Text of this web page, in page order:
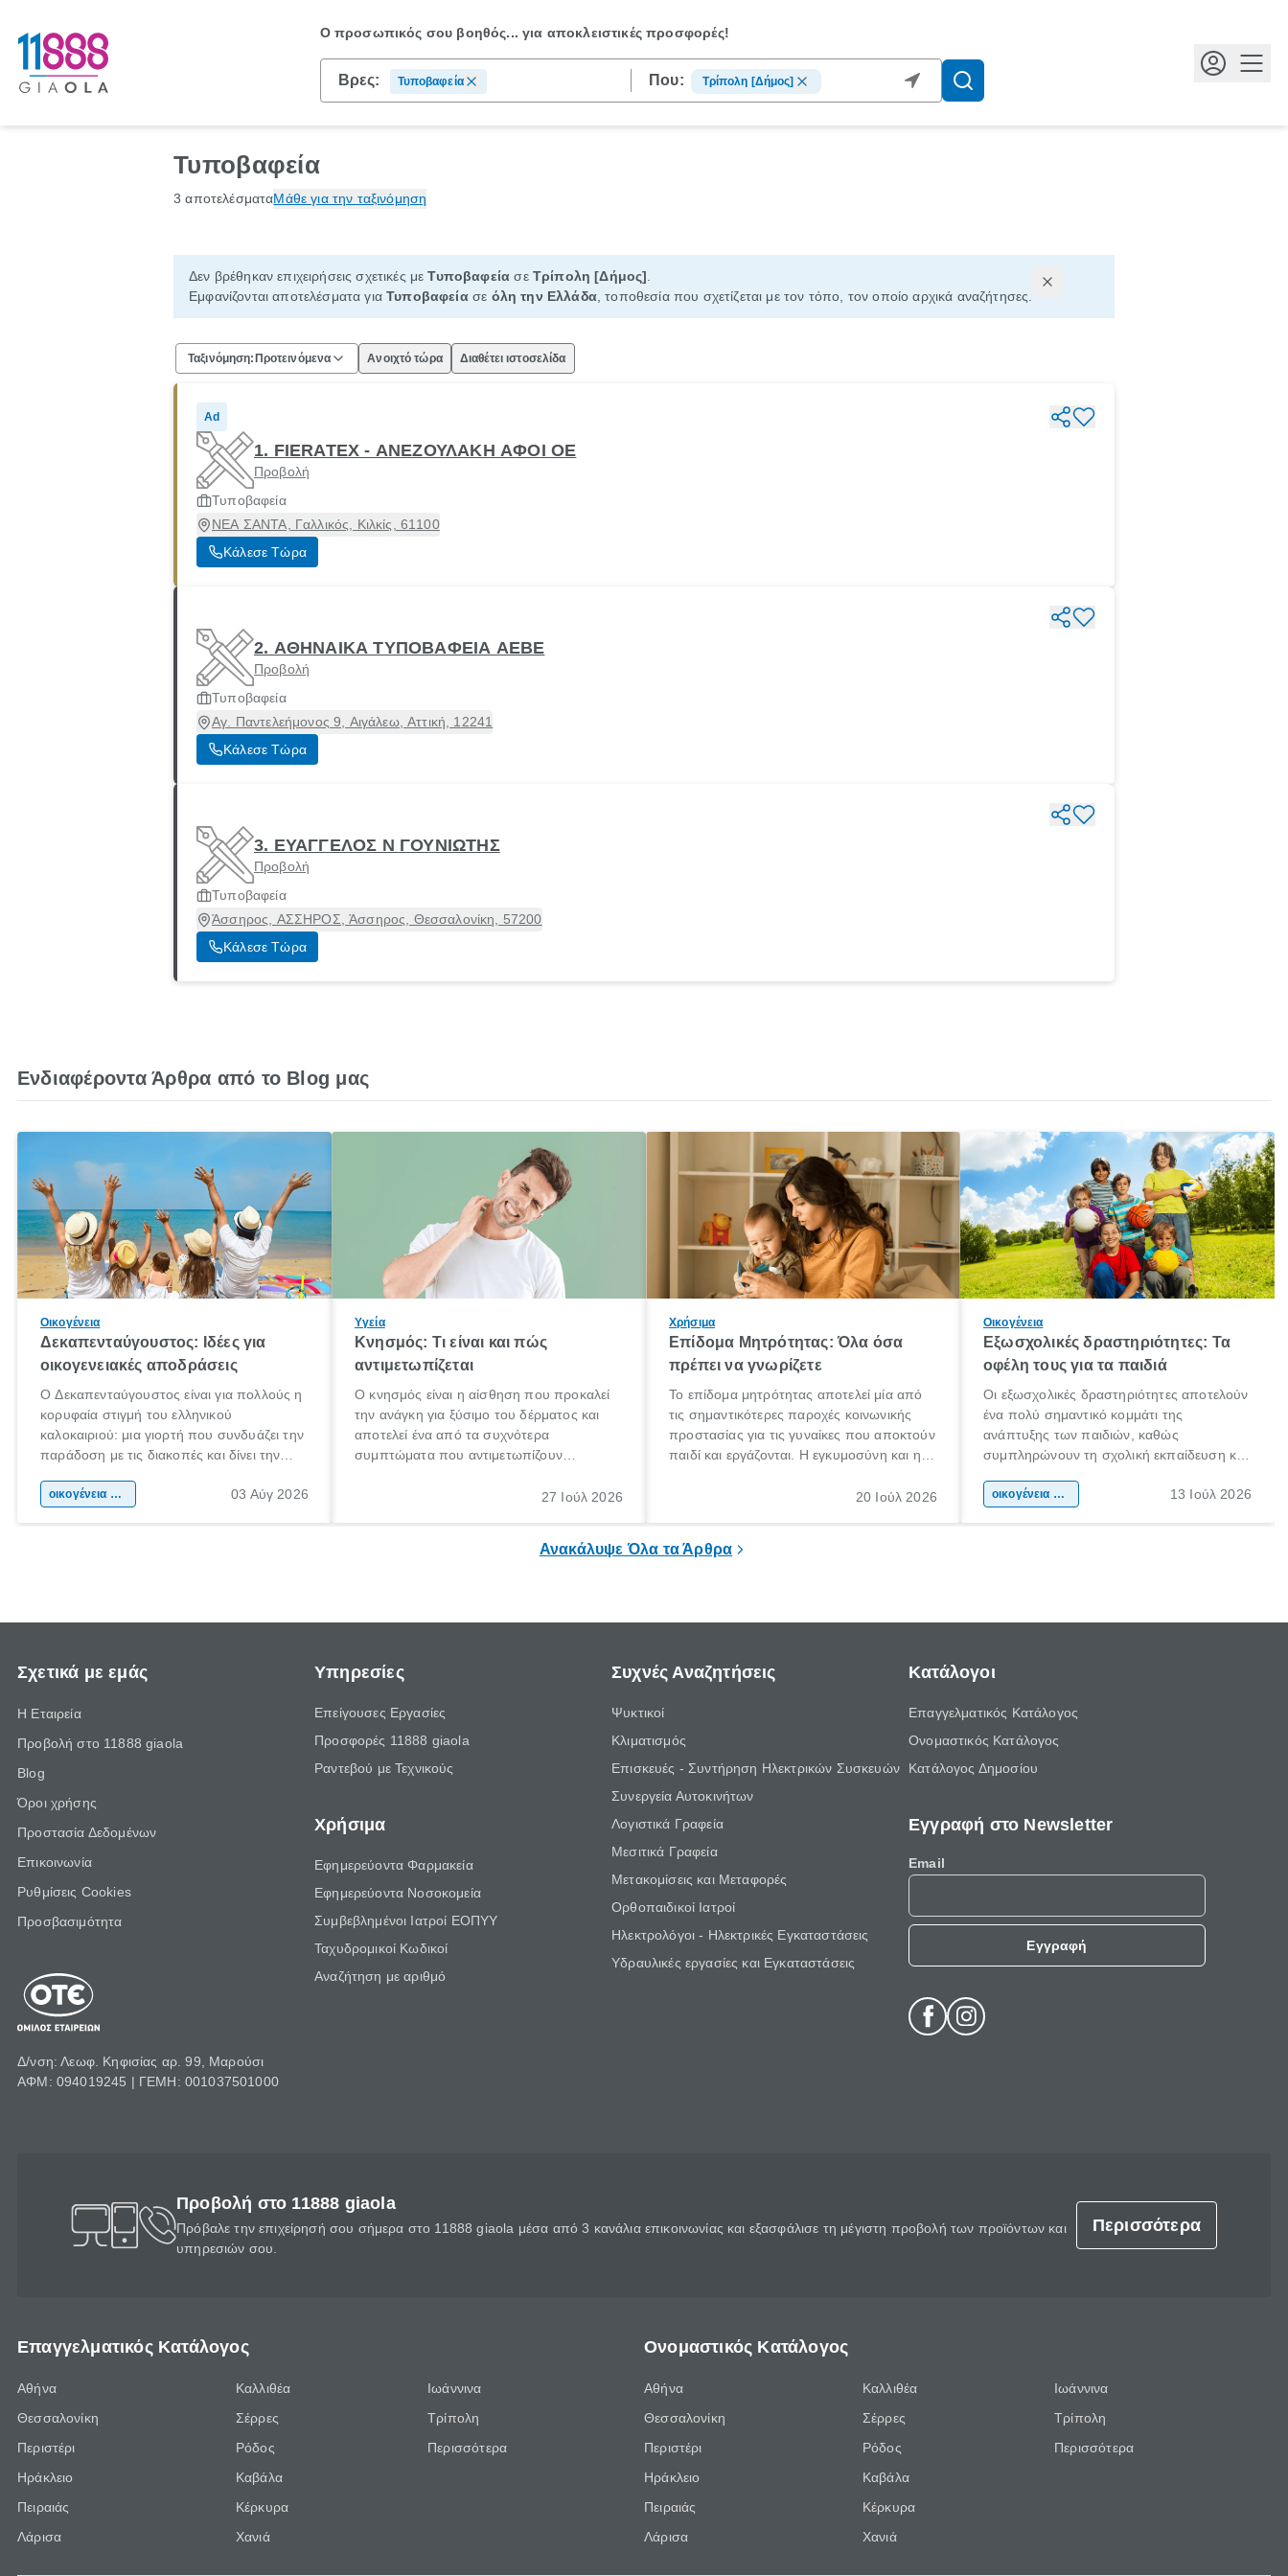
Ο προσωπικός σου βοηθός...για αποκλειστικές προσφορές!
Βρες: Τυποβαφεία Που: Τρίπολη [Δήμος]
Τυποβαφεία
3 αποτελέσματαΜάθε για την ταξινόμηση
Δεν βρέθηκαν επιχειρήσεις σχετικές μεΤυποβαφεία σε Τρίπολη [Δήμος]
Εμφανίζονται αποτελέσματα γιαΤυποβαφείασε όλη την Ελλάδα, τοποθεσία που σχετίζεται με τον τόπο, τον οποίο αρχικά αναζήτησες.
Ταξινόμηση: Προτεινόμενα Ανοιχτό τώρα Διαθέτει ιστοσελίδα
Ad
1. FIERATEX - ΑΝΕΖΟΥΛΑΚΗ ΑΦΟΙ ΟΕ
Προβολή
Τυποβαφεία
ΝΕΑ ΣΑΝΤΑ, Γαλλικός, Κιλκίς, 61100
Κάλεσε Τώρα
2. ΑΘΗΝΑΙΚΑ ΤΥΠΟΒΑΦΕΙΑ ΑΕΒΕ
Προβολή
Τυποβαφεία
Αγ. Παντελεήμονος 9, Αιγάλεω, Αττική, 12241
Κάλεσε Τώρα
3. ΕΥΑΓΓΕΛΟΣ Ν ΓΟΥΝΙΩΤΗΣ
Προβολή
Τυποβαφεία
Άσσηρος, ΑΣΣΗΡΟΣ, Άσσηρος, Θεσσαλονίκη, 57200
Κάλεσε Τώρα
Ενδιαφέροντα Άρθρα από το Blog μας
Οικογένεια
Δεκαπενταύγουστος: Ιδέες για
οικογενειακές αποδράσεις
Ο Δεκαπενταύγουστος είναι για πολλούς η
κορυφαία στιγμή του ελληνικού
καλοκαιριού: μια γιορτή που συνδυάζει την
παράδοση με τις διακοπές και δίνει την
χώρας. Είτε πρόκειται για λίγες μέρες
οικογένεια & παιδί 03 Αύγ 2026
Υγεία
Κνησμός: Τι είναι και πώς
αντιμετωπίζεται
Ο κνησμός είναι η αίσθηση που προκαλεί
την ανάγκη για ξύσιμο του δέρματος και
αποτελεί ένα από τα συχνότερα
συμπτώματα που αντιμετωπίζουν
πληροφορίες για το «κνησμός τι είναι»,
27 Ιούλ 2026
Χρήσιμα
Επίδομα Μητρότητας: Όλα όσα
πρέπει να γνωρίζετε
Το επίδομα μητρότητας αποτελεί μία από
τις σημαντικότερες παροχές κοινωνικής
προστασίας για τις γυναίκες που αποκτούν
παιδί και εργάζονται. Η εγκυμοσύνη και η
σημαντική περίοδος στη ζωή κάθε20 Ιούλ 2026
Οικογένεια
Εξωσχολικές δραστηριότητες: Τα
οφέλη τους για τα παιδιά
Οι εξωσχολικές δραστηριότητες αποτελούν
ένα πολύ σημαντικό κομμάτι της
ανάπτυξης των παιδιών, καθώς
συμπληρώνουν τη σχολική εκπαίδευση και
της προσωπικότητας, της κοινωνικότητας
οικογένεια & παιδί 13 Ιούλ 2026
Ανακάλυψε Όλα τα Άρθρα
Σχετικά με εμάς
Η Εταιρεία
Προβολή στο 11888 giaola
Blog
Όροι χρήσης
Προστασία Δεδομένων
Επικοινωνία
Ρυθμίσεις Cookies
Προσβασιμότητα
Δ/νση: Λεωφ. Κηφισίας αρ. 99, Μαρούσι
ΑΦΜ: 094019245 | ΓΕΜΗ: 001037501000
Υπηρεσίες
Επείγουσες Εργασίες
Προσφορές 11888 giaola
Ραντεβού με Τεχνικούς
Χρήσιμα
Εφημερεύοντα Φαρμακεία
Εφημερεύοντα Νοσοκομεία
Συμβεβλημένοι Ιατροί ΕΟΠΥΥ
Ταχυδρομικοί Κωδικοί
Αναζήτηση με αριθμό
Συχνές Αναζητήσεις
Ψυκτικοί
Κλιματισμός
Επισκευές - Συντήρηση Ηλεκτρικών Συσκευών
Συνεργεία Αυτοκινήτων
Λογιστικά Γραφεία
Μεσιτικά Γραφεία
Μετακομίσεις και Μεταφορές
Ορθοπαιδικοί Ιατροί
Ηλεκτρολόγοι - Ηλεκτρικές Εγκαταστάσεις
Υδραυλικές εργασίες και Εγκαταστάσεις
Κατάλογοι
Επαγγελματικός Κατάλογος
Ονομαστικός Κατάλογος
Κατάλογος Δημοσίου
Εγγραφή στο Newsletter
Email
Εγγραφή
Προβολή στο 11888 giaola
Πρόβαλε την επιχείρησή σου σήμερα στο 11888 giaola μέσα από 3 κανάλια επικοινωνίας και εξασφάλισε τη μέγιστη προβολή των προϊόντων και
υπηρεσιών σου.
Περισσότερα
Επαγγελματικός Κατάλογος
Αθήνα
Θεσσαλονίκη
Περιστέρι
Ηράκλειο
Πειραιάς
Λάρισα
Καλλιθέα
Σέρρες
Ρόδος
Καβάλα
Κέρκυρα
Χανιά
Ιωάννινα
Τρίπολη
Περισσότερα
Ονομαστικός Κατάλογος
Αθήνα
Θεσσαλονίκη
Περιστέρι
Ηράκλειο
Πειραιάς
Λάρισα
Καλλιθέα
Σέρρες
Ρόδος
Καβάλα
Κέρκυρα
Χανιά
Ιωάννινα
Τρίπολη
Περισσότερα